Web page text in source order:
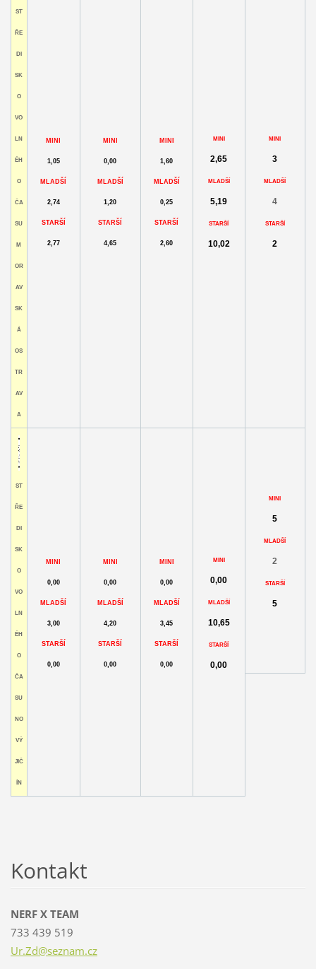
ST
ŘE
DI
SK
O
VO
LN
ÉH
O
ČA
SU
M
OR
AV
SK
Á
OS
TR
AV
A
MINI
1,05
MLADŠÍ
2,74
STARŠÍ
2,77
MINI
0,00
MLADŠÍ
1,20
STARŠÍ
4,65
MINI
1,60
MLADŠÍ
0,25
STARŠÍ
2,60
MINI
2,65
MLADŠÍ
5,19
STARŠÍ
10,02
MINI
3
MLADŠÍ
4
STARŠÍ
2
ST
ŘE
DI
SK
O
VO
LN
ÉH
O
ČA
SU
NO
VÝ
JIČ
ÍN
MINI
0,00
MLADŠÍ
3,00
STARŠÍ
0,00
MINI
0,00
MLADŠÍ
4,20
STARŠÍ
0,00
MINI
0,00
MLADŠÍ
3,45
STARŠÍ
0,00
MINI
0,00
MLADŠÍ
10,65
STARŠÍ
0,00
MINI
5
MLADŠÍ
2
STARŠÍ
5
Kontakt
NERF X TEAM
733 439 519
Ur.Zd@seznam.cz